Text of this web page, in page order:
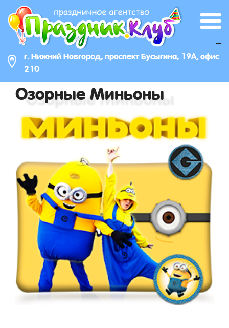
г. Нижний Новгород, проспект Бусыгина, 19А, офис
210
_
Озорные Миньоны